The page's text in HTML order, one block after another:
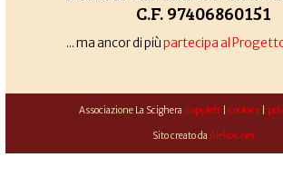
C.F. 97406860151
... ma ancor di piùpartecipa al
Associazione La Scighera copyleft| cookies|
Sito creato da Alekos.net